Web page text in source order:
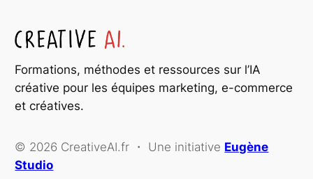
Formations, méthodes et ressources sur l’IA
créative pour les équipes marketing, e-commerce
et créatives.
© 2026 CreativeAI.fr ・ Une initiative Eugène
Studio